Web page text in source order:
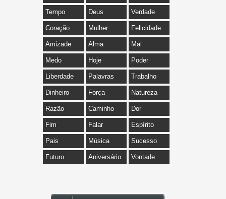
Tempo Deus Verdade
Coração Mulher Felicidade
Amizade Alma Mal
Medo Hoje Poder
Liberdade Palavras Trabalho
Dinheiro Força Natureza
Razão Caminho Dor
Fim Falar Espírito
Pais Música Sucesso
Futuro Aniversário Vontade